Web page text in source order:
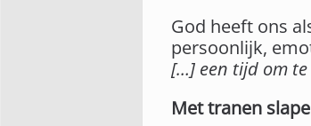
God heeft ons
persoonlijk,
[…] een tijd om
Met tranen